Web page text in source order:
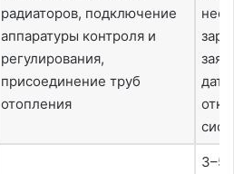
радиаторов, подключение
аппаратуры контроля и
регулирования,
присоединение труб
отопления
3–5